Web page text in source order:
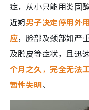
症，从小只能用类固
近期男子决定停用外
应，脸部及颈部如严
及脱皮等症状，且迅
个月之久，完全无法
暂性失明。